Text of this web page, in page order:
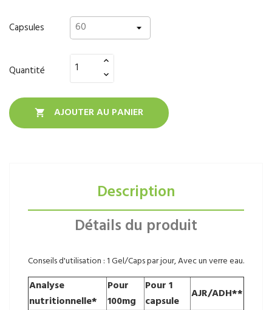
Capsules
Quantité
 AJOUTER AU PANIER
Description
Détails du produit
Conseils d'utilisation : 1 Gel/Caps par jour, Avec un verre eau.
Analyse
nutritionnelle*
Pour
100mg
Pour 1
capsule
AJR/ADH**